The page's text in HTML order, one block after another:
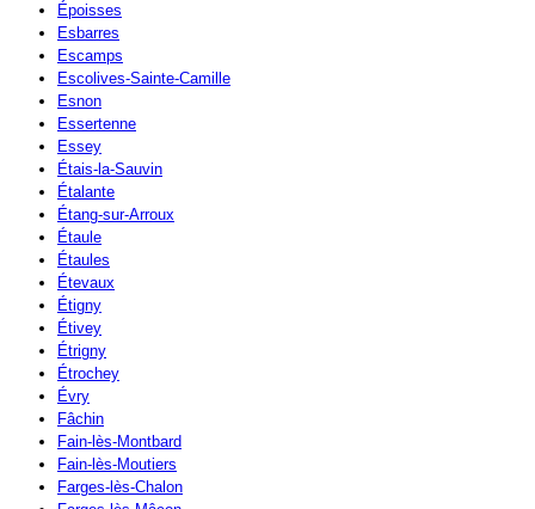
Époisses
Esbarres
Escamps
Escolives-Sainte-Camille
Esnon
Essertenne
Essey
Étais-la-Sauvin
Étalante
Étang-sur-Arroux
Étaule
Étaules
Étevaux
Étigny
Étivey
Étrigny
Étrochey
Évry
Fâchin
Fain-lès-Montbard
Fain-lès-Moutiers
Farges-lès-Chalon